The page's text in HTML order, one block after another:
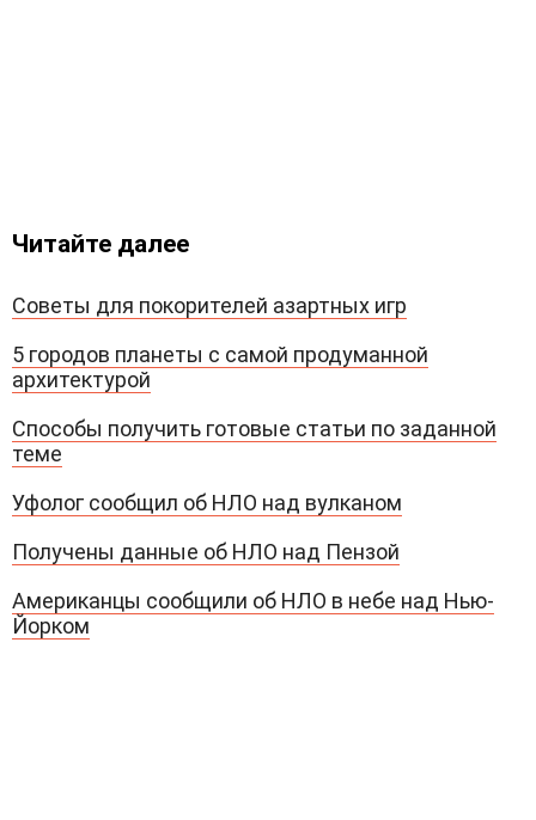
Читайте далее
Советы для покорителей азартных игр
5 городов планеты с самой продуманной
архитектурой
Способы получить готовые статьи по заданной
теме
Уфолог сообщил об НЛО над вулканом
Получены данные об НЛО над Пензой
Американцы сообщили об НЛО в небе над Нью-
Йорком